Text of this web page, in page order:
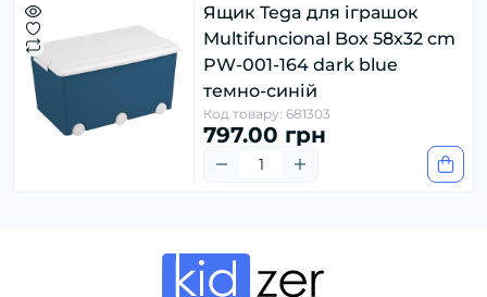
Ящик Tega для іграшок
Multifuncional Box 58x32 cm
PW-001-164 dark blue
темно-синій
Код товару: 681303
797.00 грн